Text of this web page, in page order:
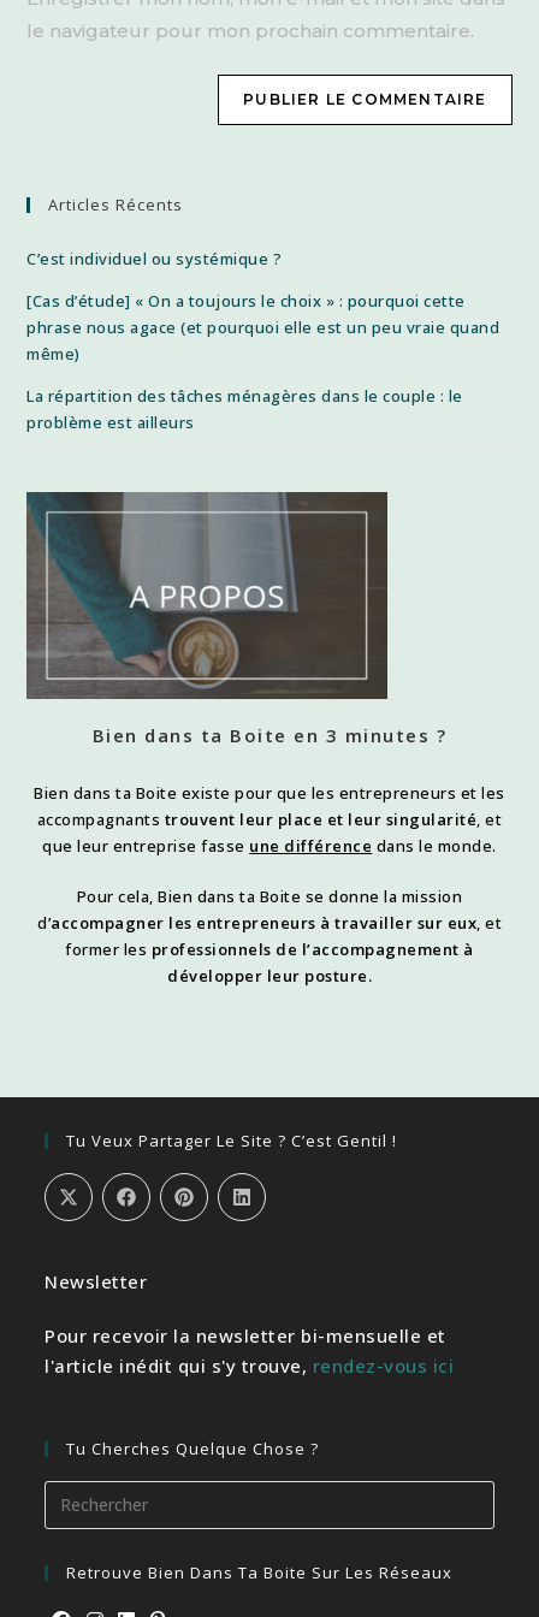
site
(facultatif)
le navigateur pour mon prochain commentaire.
Articles Récents
C’est individuel ou systémique ?
[Cas d’étude] « On a toujours le choix » : pourquoi cette
phrase nous agace (et pourquoi elle est un peu vraie quand
même)
La répartition des tâches ménagères dans le couple : le
problème est ailleurs
Bien dans ta Boite en 3 minutes ?
Bien dans ta Boite existe pour que les entrepreneurs et les
accompagnants trouvent leur place et leur singularité, et
que leur entreprise fasse une différence dans le monde.
Pour cela, Bien dans ta Boite se donne la mission
d’accompagner les entrepreneurs à travailler sur eux, et
former les professionnels de l’accompagnement à
développer leur posture.
Tu Veux Partager Le Site ? C’est Gentil !
Newsletter
Pour recevoir la newsletter bi-mensuelle et
l'article inédit qui s'y trouve, rendez-vous ici
Tu Cherches Quelque Chose ?
Retrouve Bien Dans Ta Boite Sur Les Réseaux